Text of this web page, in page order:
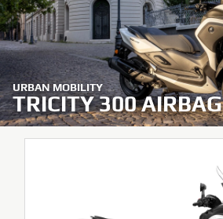
URBAN MOBILITY
TRICITY 300 AIRBAG